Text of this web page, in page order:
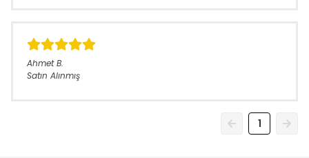
AhmetB.
Satın Alınmış
1